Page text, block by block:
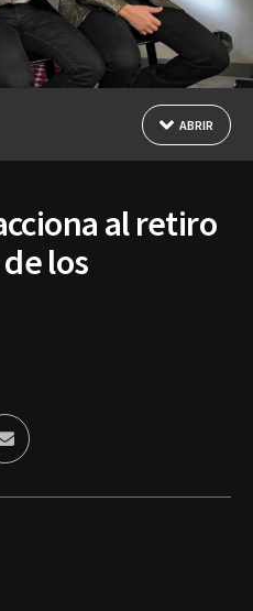
ABRIR
al retiro
los
Enviar
por